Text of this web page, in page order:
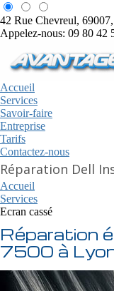
42 Rue Chevreul,
Appelez-nous: 09 80 42
Accueil
Services
Savoir-faire
Entreprise
Tarifs
Contactez-nous
Réparation Dell
Accueil
Services
Ecran cassé
Réparation
7500 à